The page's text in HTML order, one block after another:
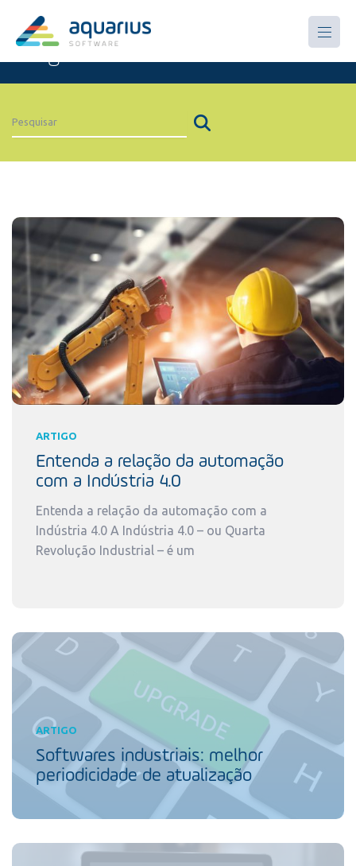
Artigos
ARTIGO
Entenda a relação da automação
com a Indústria 4.0
Entenda a relação da automação com a
Indústria 4.0 A Indústria 4.0 – ou Quarta
Revolução Industrial – é um
ARTIGO
Softwares industriais: melhor
periodicidade de atualização